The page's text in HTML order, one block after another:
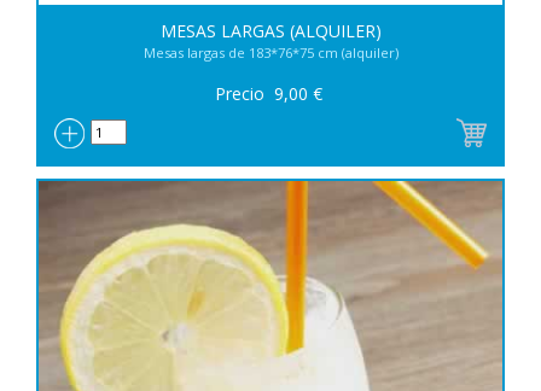
MESAS LARGAS (ALQUILER)
Mesas largas de 183*76*75 cm (alquiler)
Precio 9,00 €